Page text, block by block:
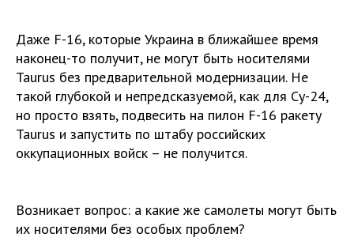
Даже F-16, которые Украина в ближайшее время
наконец-то получит, не могут быть носителями
Taurus без предварительной модернизации. Не
такой глубокой и непредсказуемой, как для Су-24,
но просто взять, подвесить на пилон F-16 ракету
Taurus и запустить по штабу российских
оккупационных войск – не получится.
Возникает вопрос: а какие же самолеты могут быть
их носителями без особых проблем?